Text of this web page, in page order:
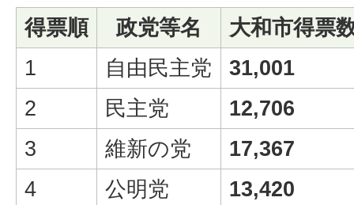
得票順
政党等名
大和市得票
1
自由民主党
31,001
2
民主党
12,706
3
維新の党
17,367
4
公明党 13,420